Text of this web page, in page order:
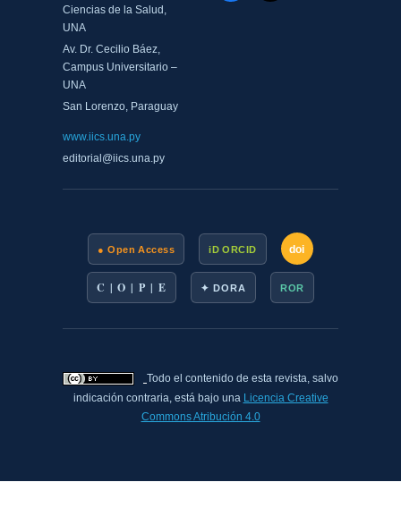
Ciencias de la Salud,
UNA
Av. Dr. Cecilio Báez,
Campus Universitario –
UNA
San Lorenzo, Paraguay
www.iics.una.py
editorial@iics.una.py
● Open Access iD ORCID doi
C | O | P | E ✦ DORA ROR
Todo el contenido de esta revista, salvo
indicación contraria, está bajo una Licencia Creative
Commons Atribución 4.0